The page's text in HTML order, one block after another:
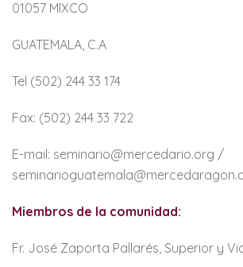
01057 MIXCO
GUATEMALA, C.A
Tel (502) 244 33 174
Fax: (502) 244 33 722
E-mail: seminario@mercedario.org /
Miembros de la comunidad:
Fr. José Zaporta Pallarés, Superior y